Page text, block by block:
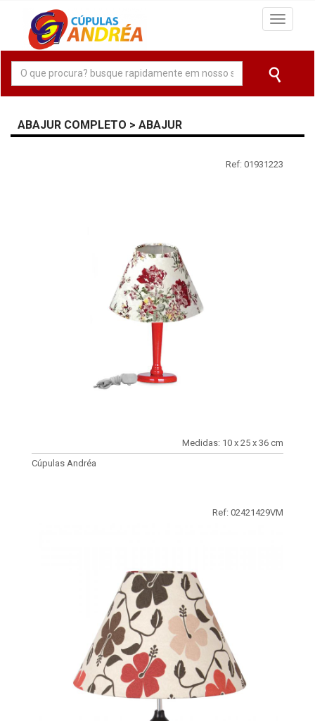
ABAJUR COMPLETO > ABAJUR
Ref: 01931223
Medidas: 10 x 25 x 36 cm
Cúpulas Andréa
Ref: 02421429VM